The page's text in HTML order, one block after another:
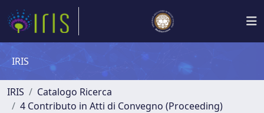
IRIS
IRIS
Catalogo Ricerca
4 Contributo in Atti di Convegno (Proceeding)